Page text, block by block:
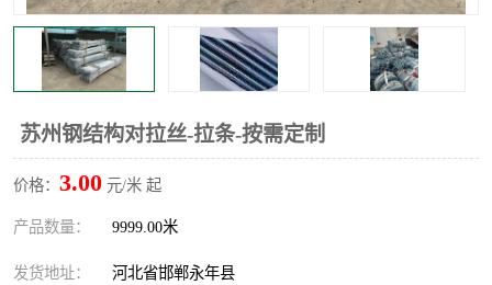
苏州钢结构对拉丝-拉条-按需定制
价格： 3.00 元/米 起
产品数量： 9999.00米
发货地址： 河北省邯郸永年县